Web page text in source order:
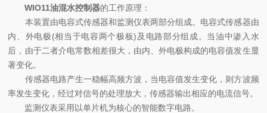
WIO11油混水控制器的工作原理：
本装置由电容式传感器和监测仪表两部分组成。电容式传感器由
内、外电极(相当于电容两个极板)及电路部分组成。当油中渗入水
后，由于二者介电常数相差很大，由内、外电极构成的电容值发生显
著变化。
传感器电路产生一稳幅高频方波，当电容值发生变化，则方波频
率发生变化，经过对信号的处理放大，传感器输出相应的电流信号。
监测仪表采用以单片机为核心的智能数字电路。